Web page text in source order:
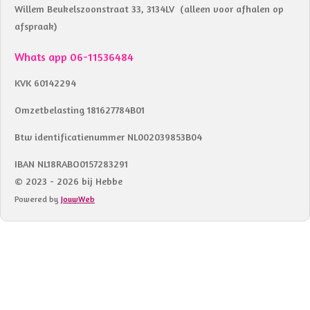
Willem Beukelszoonstraat 33, 3134LV (alleen voor afhalen op
afspraak)
Whats app 06-11536484
KVK 60142294
Omzetbelasting 181627784B01
Btw identificatienummer NL002039853B04
IBAN NL18RABO0157283291
© 2023 - 2026 bij Hebbe
Powered by JouwWeb